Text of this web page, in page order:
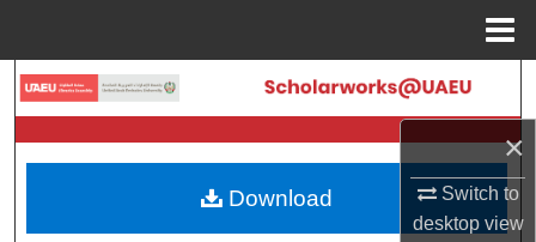
×
Switch to
desktopview
Search
Browse Collections
My Account
Download